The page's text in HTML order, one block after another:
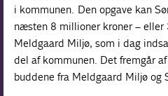
i kommunen. Den opgave kan
næsten 8 millioner kroner – eller
Meldgaard Miljø, som i dag
del af kommunen. Det fremgår
buddene fra Meldgaard Miljø og